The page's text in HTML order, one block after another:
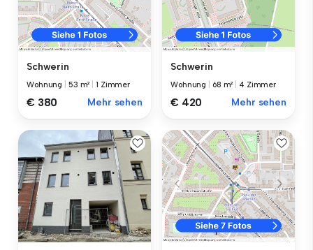
Schwerin
Wohnung 53 m² |1 Zimmer
€ 380 Mehr sehen
Schwerin
Wohnung 68 m² 4 Zimmer
€ 420 Mehr sehen